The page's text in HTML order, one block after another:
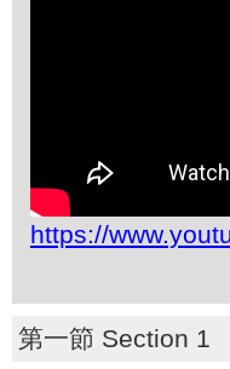
https://
第一節 Section 1